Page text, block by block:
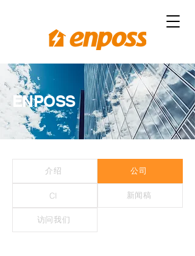
ENPOSS
介绍 公司
CI 新闻稿
访问我们